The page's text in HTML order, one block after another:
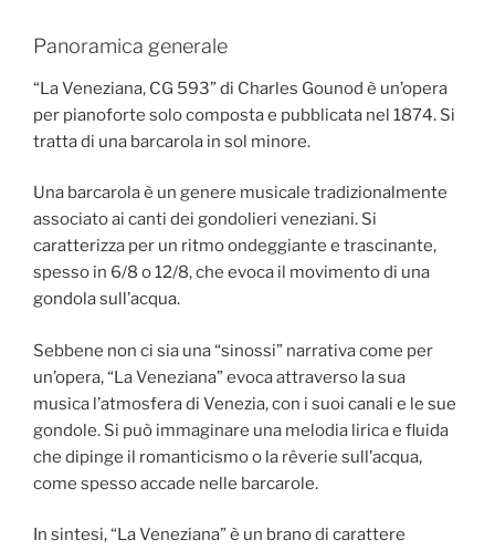
Panoramica generale
“La Veneziana, CG 593” di Charles Gounod è un’opera
per pianoforte solo composta e pubblicata nel 1874. Si
tratta di una barcarola in sol minore.
Una barcarola è un genere musicale tradizionalmente
associato ai canti dei gondolieri veneziani. Si
caratterizza per un ritmo ondeggiante e trascinante,
spesso in 6/8 o 12/8, che evoca il movimento di una
gondola sull’acqua.
Sebbene non ci sia una “sinossi” narrativa come per
un’opera, “La Veneziana” evoca attraverso la sua
musica l’atmosfera di Venezia, con i suoi canali e le sue
gondole. Si può immaginare una melodia lirica e fluida
che dipinge il romanticismo o la rêverie sull’acqua,
come spesso accade nelle barcarole.
In sintesi, “La Veneziana” è un brano di carattere